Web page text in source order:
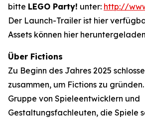
bitte LEGO Party! unter: http://
Der Launch-Trailer ist hier
Assets können hier
Über Fictions
Zu Beginn des Jahres 2025
zusammen, um Fictions zu
Gruppe von Spieleentwicklern und
Gestaltungsfachleuten, die Spiele